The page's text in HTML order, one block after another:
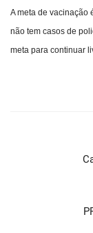
A meta de vacinação
não tem casos de
meta para continuar